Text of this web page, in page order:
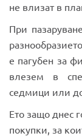
не влизат в
При
е пагубен за
влезем в
седмици или
Ето защо днес
покупки, за